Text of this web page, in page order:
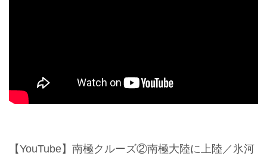
【YouTube】南極クルーズ②南極大陸に上陸／氷河